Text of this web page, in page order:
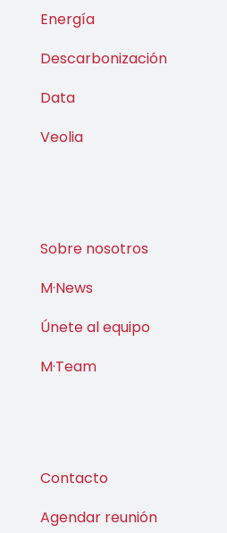
Energía
Descarbonización
Data
Veolia
Sobre nosotros
M·News
Únete al equipo
M·Team
Contacto
Agendar reunión